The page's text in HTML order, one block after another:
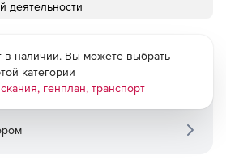
деятельности
в наличии. Вы можете выбрать
категории
генплан, транспорт